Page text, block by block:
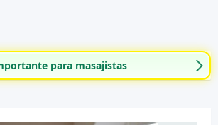
para masajistas